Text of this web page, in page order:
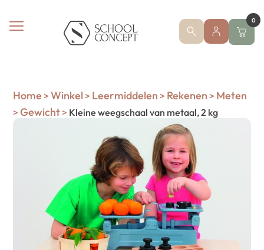
0
Home > Winkel > Leermiddelen > Rekenen > Meten
> Gewicht> Kleine weegschaal van metaal, 2 kg